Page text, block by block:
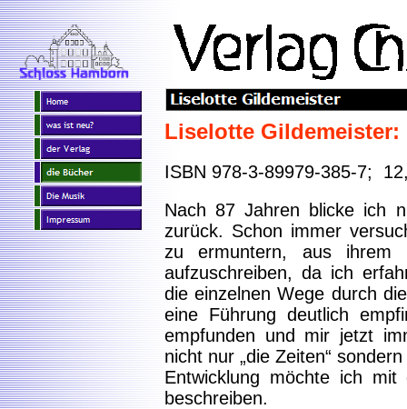
Liselotte
ISBN 978-3-89979-385-7;
Nach 87 Jahren blicke ich
zurück. Schon immer
zu ermuntern, aus ihrem
aufzuschreiben, da ich
die einzelnen Wege durch
eine Führung deutlich
empfunden und mir jetzt
nicht nur „die Zeiten“
Entwicklung möchte ich mit
beschreiben.